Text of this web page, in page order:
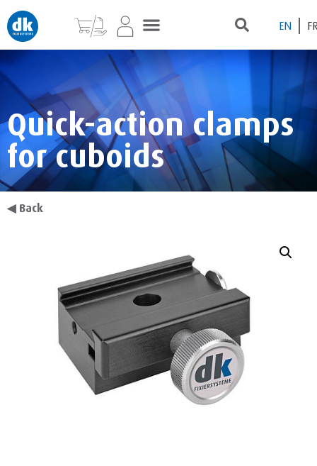
EN
Quick-action clamps
for cuboids
◀ Back